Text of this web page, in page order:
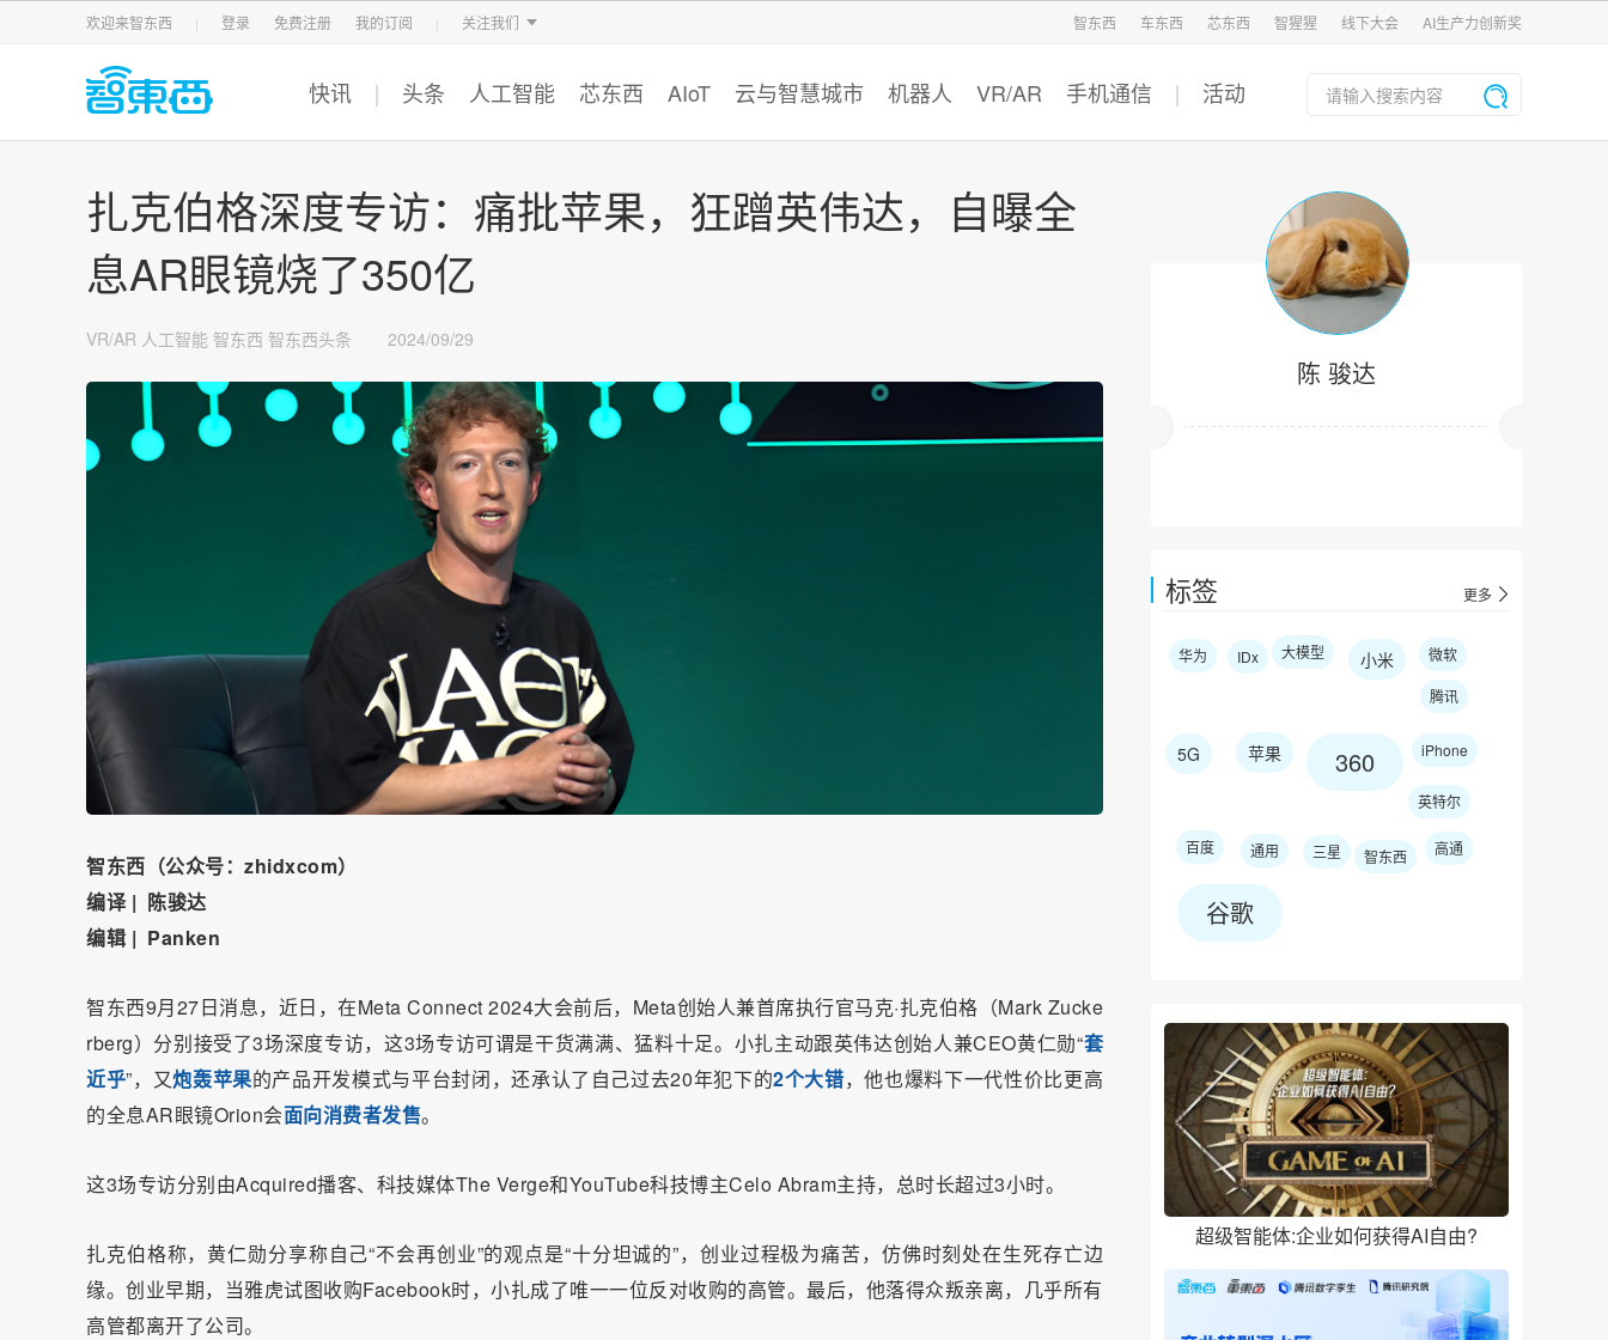
欢迎来智东西 登录 免费注册 我的订阅 关注我们
智东西 车东西 芯东西 智猩猩
智东西 车东西 芯东西 智猩猩 线下大会 AI生产力创新奖
快讯 头条 人工智能 芯东西 AIoT 云与智慧城市 机器人 VR/AR 手机通信 活动
陈 骏达
标签 更多
华为 IDx 大模型 小米 微软
腾讯
5G 苹果 360 iPhone
英特尔
百度 通用 三星 智东西 高通
谷歌
超级智能体:企业如何获得AI自由?
扎克伯格深度专访：痛批苹果，狂蹭英伟达，自曝全
息AR眼镜烧了350亿
VR/AR 人工智能 智东西 智东西头条 2024/09/29
智东西（公众号：zhidxcom）
编译 | 陈骏达
编辑 | Panken
智东西9月27日消息，近日，在Meta Connect 2024大会前后，Meta创始人兼首席执行官马克·扎克伯格（Mark Zucke
rberg）分别接受了3场深度专访，这3场专访可谓是干货满满、猛料十足。小扎主动跟英伟达创始人兼CEO黄仁勋“套
近乎”，又炮轰苹果的产品开发模式与平台封闭，还承认了自己过去20年犯下的2个大错，他也爆料下一代性价比更高
的全息AR眼镜Orion会面向消费者发售。
这3场专访分别由Acquired播客、科技媒体The Verge和YouTube科技博主Celo Abram主持，总时长超过3小时。
扎克伯格称，黄仁勋分享称自己“不会再创业”的观点是“十分坦诚的”，创业过程极为痛苦，仿佛时刻处在生死存亡边
缘。创业早期，当雅虎试图收购Facebook时，小扎成了唯一一位反对收购的高管。最后，他落得众叛亲离，几乎所有
高管都离开了公司。